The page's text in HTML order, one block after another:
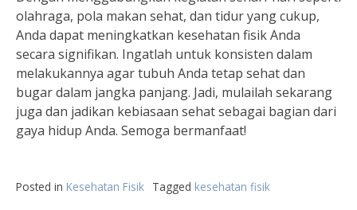
olahraga, pola makan sehat, dan tidur yang cukup,
Anda dapat meningkatkan kesehatan fisik Anda
secara signifikan. Ingatlah untuk konsisten dalam
melakukannya agar tubuh Anda tetap sehat dan
bugar dalam jangka panjang. Jadi, mulailah sekarang
juga dan jadikan kebiasaan sehat sebagai bagian dari
gaya hidup Anda. Semoga bermanfaat!
Posted in Kesehatan Fisik Tagged kesehatan fisik